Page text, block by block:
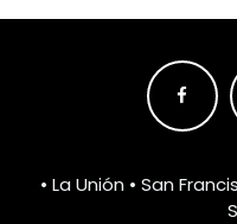
• La Unión • San